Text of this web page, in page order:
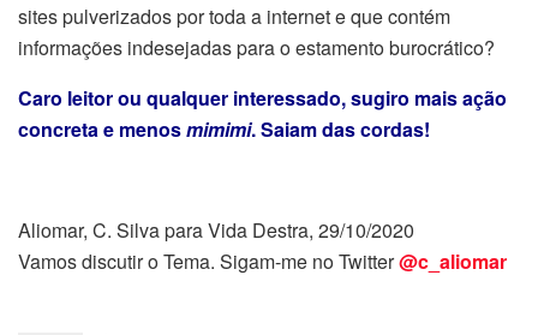
sites pulverizados por toda a internet e que contém
informações indesejadas para o estamento burocrático?
Caro leitor ou qualquer interessado, sugiro mais ação
concreta e menosmimimi. Saiam das cordas!
Aliomar, C. Silva para Vida Destra, 29/10/2020
Vamos discutir o Tema. Sigam-me no Twitter@c_aliomar